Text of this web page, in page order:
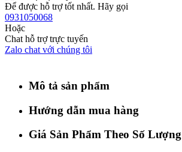
Để được hỗ trợ tốt nhất. Hãy gọi
0931050068
Hoặc
Chat hỗ trợ trực tuyến
Zalo chat với chúng tôi
Mô tả sản phẩm
Hướng dẫn mua hàng
Giá Sản Phẩm Theo Số Lượng